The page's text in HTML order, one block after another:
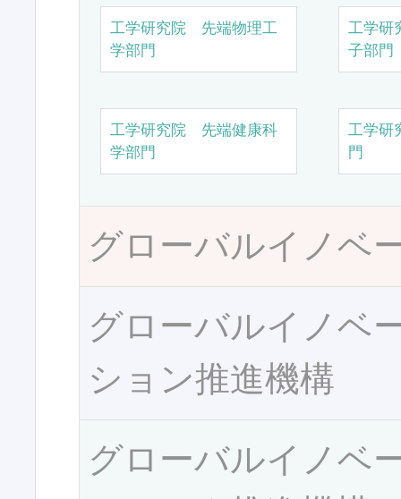
工学研究院 先端物理工
学部門
工学研
子部門
工学研究院 先端健康科
学部門
工学研
門
グローバルイノベ
グローバルイノベ
ション推進機構
グローバルイノベ